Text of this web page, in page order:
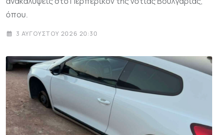
όπου.
3 ΑΥΓΟΎΣΤΟΥ 2026 20:30